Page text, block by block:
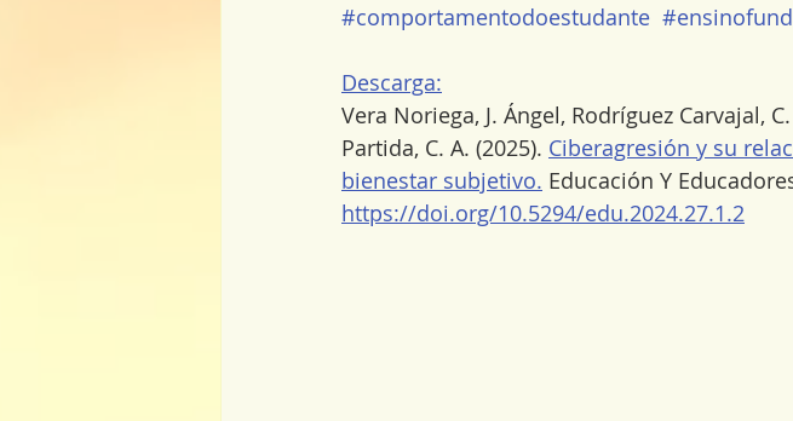
#comportamentodoestudante
Descarga:
Vera Noriega, J. Ángel, Rodríguez Carvajal,
Partida, C. A. (2025). Ciberagresión y su
bienestar subjetivo. Educación Y
https://doi.org/10.5294/edu.2024.27.1.2